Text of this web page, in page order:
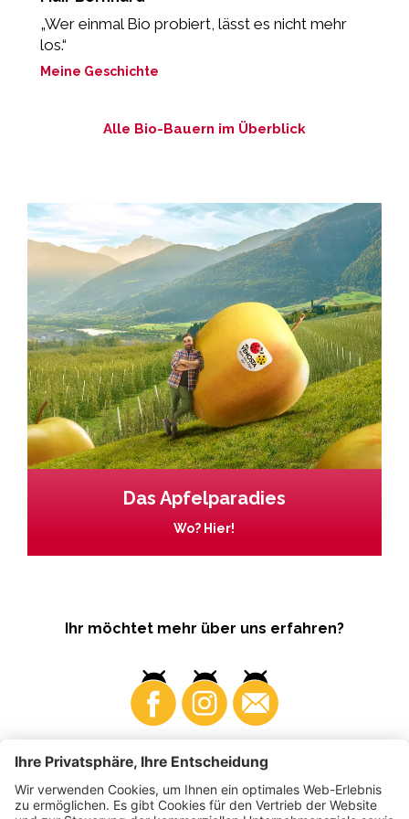
„Wer einmal Bio probiert, lässt es nicht mehr
los.“
Meine Geschichte
Alle Bio-Bauern im Überblick
Das Apfelparadies
Wo? Hier!
Ihr möchtet mehr über uns erfahren?
Business Produzenten